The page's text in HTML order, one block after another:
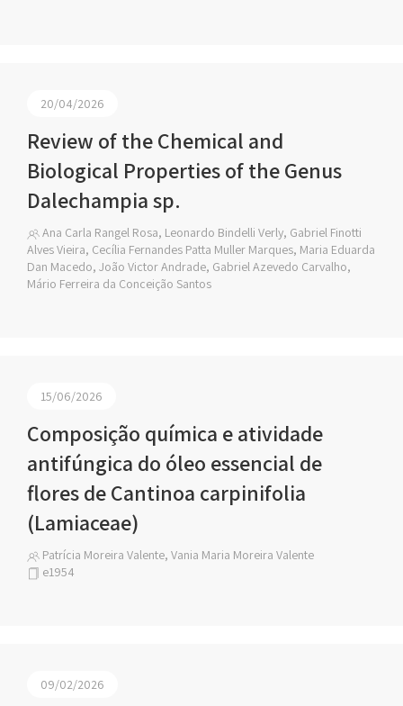
20/04/2026
Review of the Chemical and
Biological Properties of the Genus
Dalechampia sp.
Ana Carla Rangel Rosa, Leonardo Bindelli Verly, Gabriel Finotti
Alves Vieira, Cecília Fernandes Patta Muller Marques, Maria Eduarda
Dan Macedo, João Victor Andrade, Gabriel Azevedo Carvalho,
Mário Ferreira da Conceição Santos
15/06/2026
Composição química e atividade
antifúngica do óleo essencial de
flores de Cantinoa carpinifolia
(Lamiaceae)
Patrícia Moreira Valente, Vania Maria Moreira Valente
e1954
09/02/2026